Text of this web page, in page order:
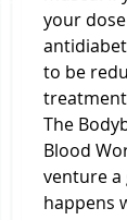
your
to be
The
Blood
venture a
happens